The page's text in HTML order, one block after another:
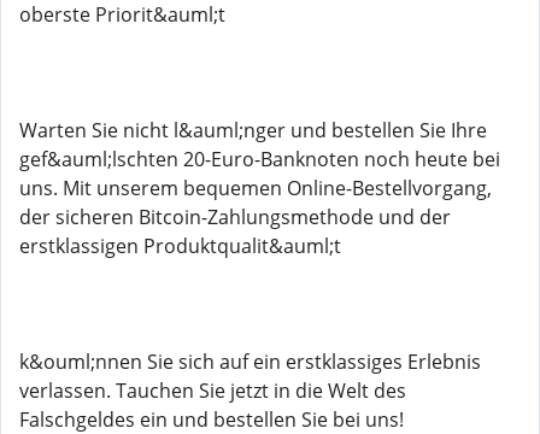
oberste Priorit&auml;t
Warten Sie nicht l&auml;nger und bestellen Sie Ihre
gef&auml;lschten 20-Euro-Banknoten noch heute bei
uns. Mit unserem bequemen Online-Bestellvorgang,
der sicheren Bitcoin-Zahlungsmethode und der
erstklassigen Produktqualit&auml;t
k&ouml;nnen Sie sich auf ein erstklassiges Erlebnis
verlassen. Tauchen Sie jetzt in die Welt des
Falschgeldes ein und bestellen Sie bei uns!